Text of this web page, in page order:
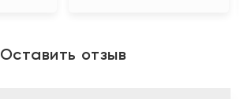
Оставить отзыв